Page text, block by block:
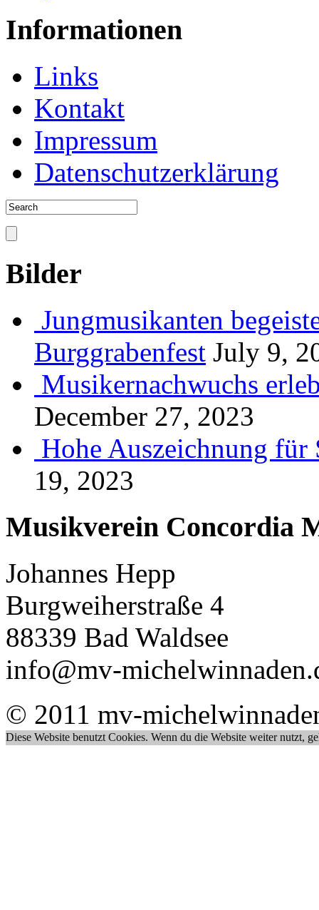
Informationen
Links
Kontakt
Impressum
Datenschutzerklärung
Bilder
Jungmusikanten
Burggrabenfest July 9,
Musikernachwuchs
December 27, 2023
Hohe Auszeichnung für
19, 2023
Musikverein Concordia
Johannes Hepp
Burgweiherstraße 4
88339 Bad Waldsee
info@mv-
© 2011 mv-
Diese Website benutzt Cookies. Wenn du die Website weiter nutzt,